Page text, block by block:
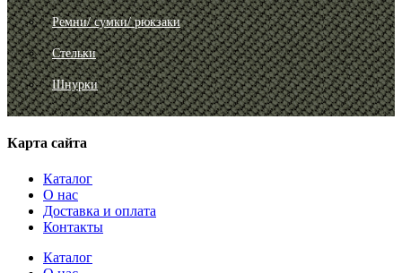
Ремни/ сумки/ рюкзаки
Стельки
Шнурки
Карта сайта
Каталог
О нас
Доставка и оплата
Контакты
Каталог